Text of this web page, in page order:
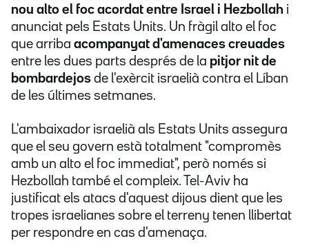
nou alto el foc acordat entre Israel i Hezbollah i
anunciat pels Estats Units. Un fràgil alto el foc
que arriba acompanyat d'amenaces creuades
entre les dues parts després de la pitjor nit de
bombardejos de l'exèrcit israelià contra el Líban
de les últimes setmanes.
L'ambaixador israelià als Estats Units assegura
que el seu govern està totalment "compromès
amb un alto el foc immediat", però només si
Hezbollah també el compleix. Tel-Aviv ha
justificat els atacs d'aquest dijous dient que les
tropes israelianes sobre el terreny tenen llibertat
per respondre en cas d'amenaça.